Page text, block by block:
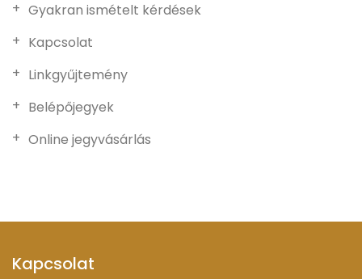
Gyakran ismételt kérdések
Kapcsolat
Linkgyűjtemény
Belépőjegyek
Online jegyvásárlás
Kapcsolat